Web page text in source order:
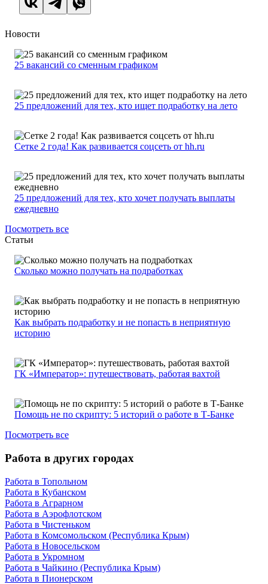
Новости
25 вакансий со сменным графиком
25 предложений для тех, кто ищет подработку на лето
Сетке 2 года! Как развивается соцсеть от hh.ru
25 предложений для тех, кто хочет получать выплаты
ежедневно
Посмотреть все
Статьи
Сколько можно получать на подработках
Как выбрать подработку и не попасть в неприятную
историю
ГК «Император»: путешествовать, работая вахтой
Помощь не по скрипту: 5 историй о работе в Т-Банке
Посмотреть все
Работа в других городах
Работа в Топольном
Работа в Кубанском
Работа в Аграрном
Работа в Аэрофлотском
Работа в Чистеньком
Работа в Комсомольском (Республика Крым)
Работа в Новосельском
Работа в Укромном
Работа в Чайкино (Республика Крым)
Работа в Пионерском